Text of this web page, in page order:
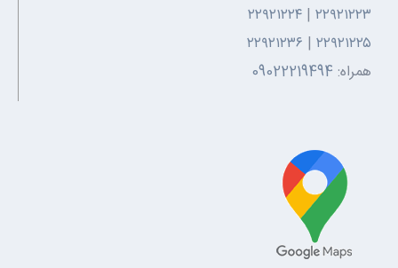
۲۲۹۲۱۲۲۳ | ۲۲۹۲۱۲۲۴
۲۲۹۲۱۲۲۵ | ۲۲۹۲۱۲۳۶
همراه: 09022219494